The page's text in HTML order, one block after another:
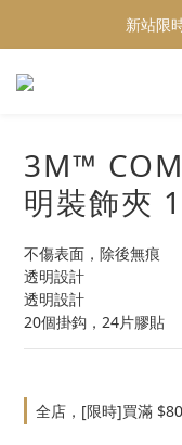
新站限
新站限
新站
3M™
明裝飾夾
不傷表面，除後無痕
透明設計
透明設計
20個掛鈎，24片膠貼
全店，[限時]買滿